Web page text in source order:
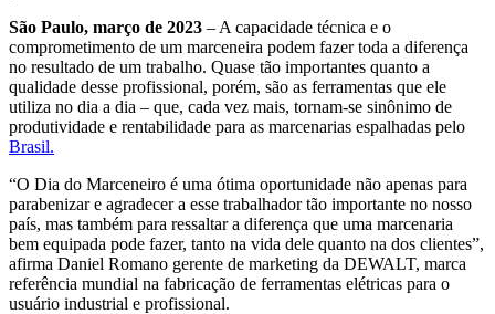
São Paulo, março de 2023 – A capacidade técnica e o
comprometimento de um marceneira podem fazer toda a diferença
no resultado de um trabalho. Quase tão importantes quanto a
qualidade desse profissional, porém, são as ferramentas que ele
utiliza no dia a dia – que, cada vez mais, tornam-se sinônimo de
produtividade e rentabilidade para as marcenarias espalhadas pelo
Brasil.
“O Dia do Marceneiro é uma ótima oportunidade não apenas para
parabenizar e agradecer a esse trabalhador tão importante no nosso
país, mas também para ressaltar a diferença que uma marcenaria
bem equipada pode fazer, tanto na vida dele quanto na dos clientes”,
afirma Daniel Romano gerente de marketing da DEWALT, marca
referência mundial na fabricação de ferramentas elétricas para o
usuário industrial e profissional.